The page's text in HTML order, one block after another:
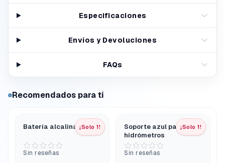
Especificaciones
Envíos y Devoluciones
FAQs
Recomendados para ti
¡Solo 1!
Batería alcalina 9 V
Sin reseñas
¡Solo 1!
Soporte azul para 10
hidrómetros
Sin reseñas